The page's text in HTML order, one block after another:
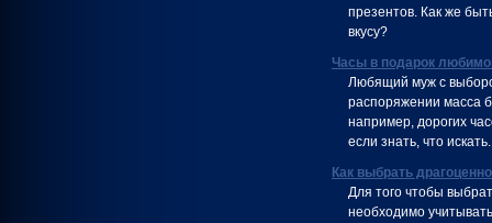
презентов. Как же
вкусу?
Часы в подарок
Любящий муж с
распоряжении масса
например, дорогих
если знать, что искать.
Как выбрать
Для того чтобы
необходимо